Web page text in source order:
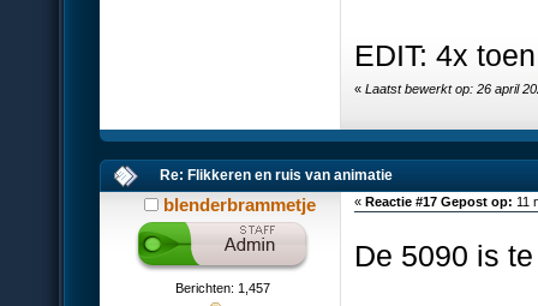
EDIT: 4x
«Laatst bewerkt op: 26 april
Re: Flikkeren en ruis van animatie
blenderbrammetje
Berichten: 1,457
« Reactie #17 Gepost op: 11
De 5090 is